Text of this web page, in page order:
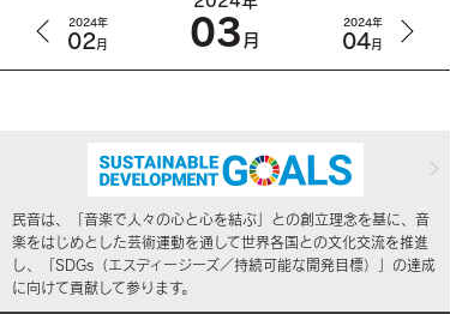
2024年
02月 03 月
2024年
04月
民音は、「音楽で人々の心と心を結ぶ」との創立理念を基に、音
楽をはじめとした芸術運動を通して世界各国との文化交流を推進
し、「SDGs（エスディージーズ／持続可能な開発目標）」の達成
に向けて貢献して参ります。